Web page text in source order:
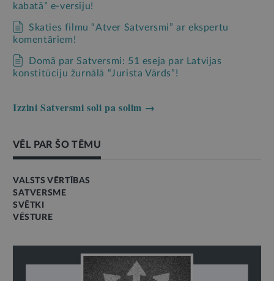
kabatā” e-versiju!
Skaties filmu “Atver Satversmi” ar ekspertu
komentāriem!
Domā par Satversmi: 51 eseja par Latvijas
konstitūciju žurnālā “Jurista Vārds”!
Izzini Satversmi soli pa solim →
VĒL PAR ŠO TĒMU
VALSTS VĒRTĪBAS
SATVERSME
SVĒTKI
VĒSTURE